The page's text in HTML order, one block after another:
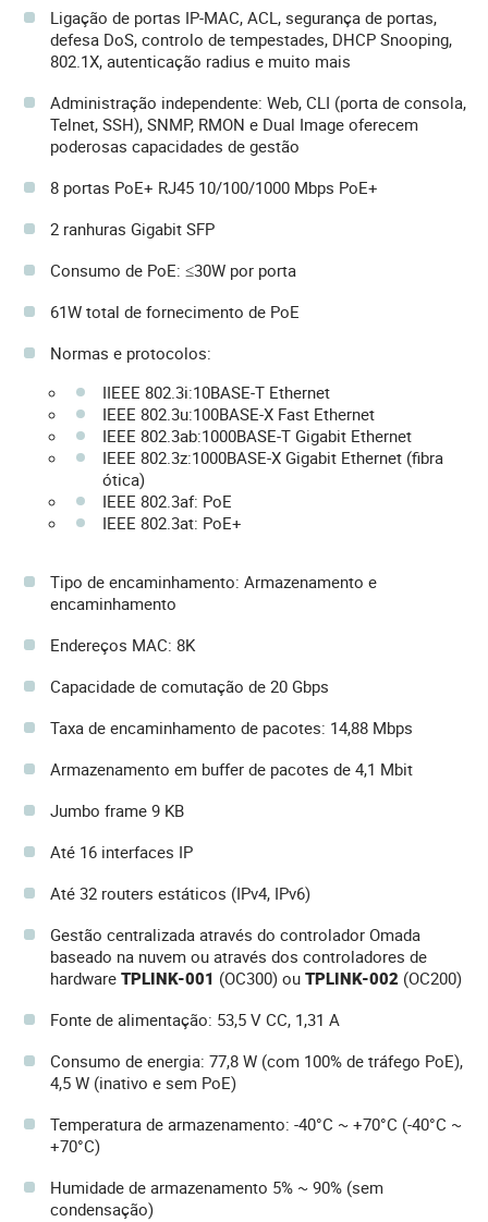
Ligação de portas IP-MAC, ACL, segurança de portas,
defesa DoS, controlo de tempestades, DHCP Snooping,
802.1X, autenticação radius e muito mais
Administração independente: Web, CLI (porta de consola,
Telnet, SSH), SNMP, RMON e Dual Image oferecem
poderosas capacidades de gestão
8 portas PoE+ RJ45 10/100/1000 Mbps PoE+
2 ranhuras Gigabit SFP
Consumo de PoE: ≤30W por porta
61W total de fornecimento de PoE
Normas e protocolos:
IIEEE 802.3i:10BASE-T Ethernet
IEEE 802.3u:100BASE-X Fast Ethernet
IEEE 802.3ab:1000BASE-T Gigabit Ethernet
IEEE 802.3z:1000BASE-X Gigabit Ethernet (fibra
ótica)
IEEE 802.3af: PoE
IEEE 802.3at: PoE+
Tipo de encaminhamento: Armazenamento e
encaminhamento
Endereços MAC: 8K
Capacidade de comutação de 20 Gbps
Taxa de encaminhamento de pacotes: 14,88 Mbps
Armazenamento em buffer de pacotes de 4,1 Mbit
Jumbo frame 9 KB
Até 16 interfaces IP
Até 32 routers estáticos (IPv4, IPv6)
Gestão centralizada através do controlador Omada
baseado na nuvem ou através dos controladores de
hardware TPLINK-001 (OC300) ou TPLINK-002 (OC200)
Fonte de alimentação: 53,5 V CC, 1,31 A
Consumo de energia: 77,8 W (com 100% de tráfego PoE),
4,5 W (inativo e sem PoE)
Temperatura de armazenamento: -40°C ~ +70°C (-40°C ~
+70°C)
Humidade de armazenamento 5% ~ 90% (sem
condensação)